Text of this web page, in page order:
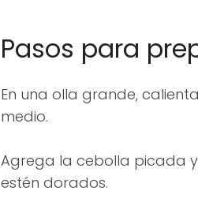
Pasos para
En una olla grande,
medio.
Agrega la cebolla picada
estén dorados.